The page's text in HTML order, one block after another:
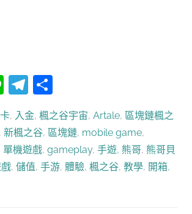
LineTelegram
, 入金, 楓之谷宇宙, Artale, 區塊鏈楓之
新楓之谷, 區塊鏈, mobile game,
單機遊戲, gameplay, 手遊, 熊哥, 熊哥貝
, 儲值, 手游, 體驗, 楓之谷, 教學, 開箱,